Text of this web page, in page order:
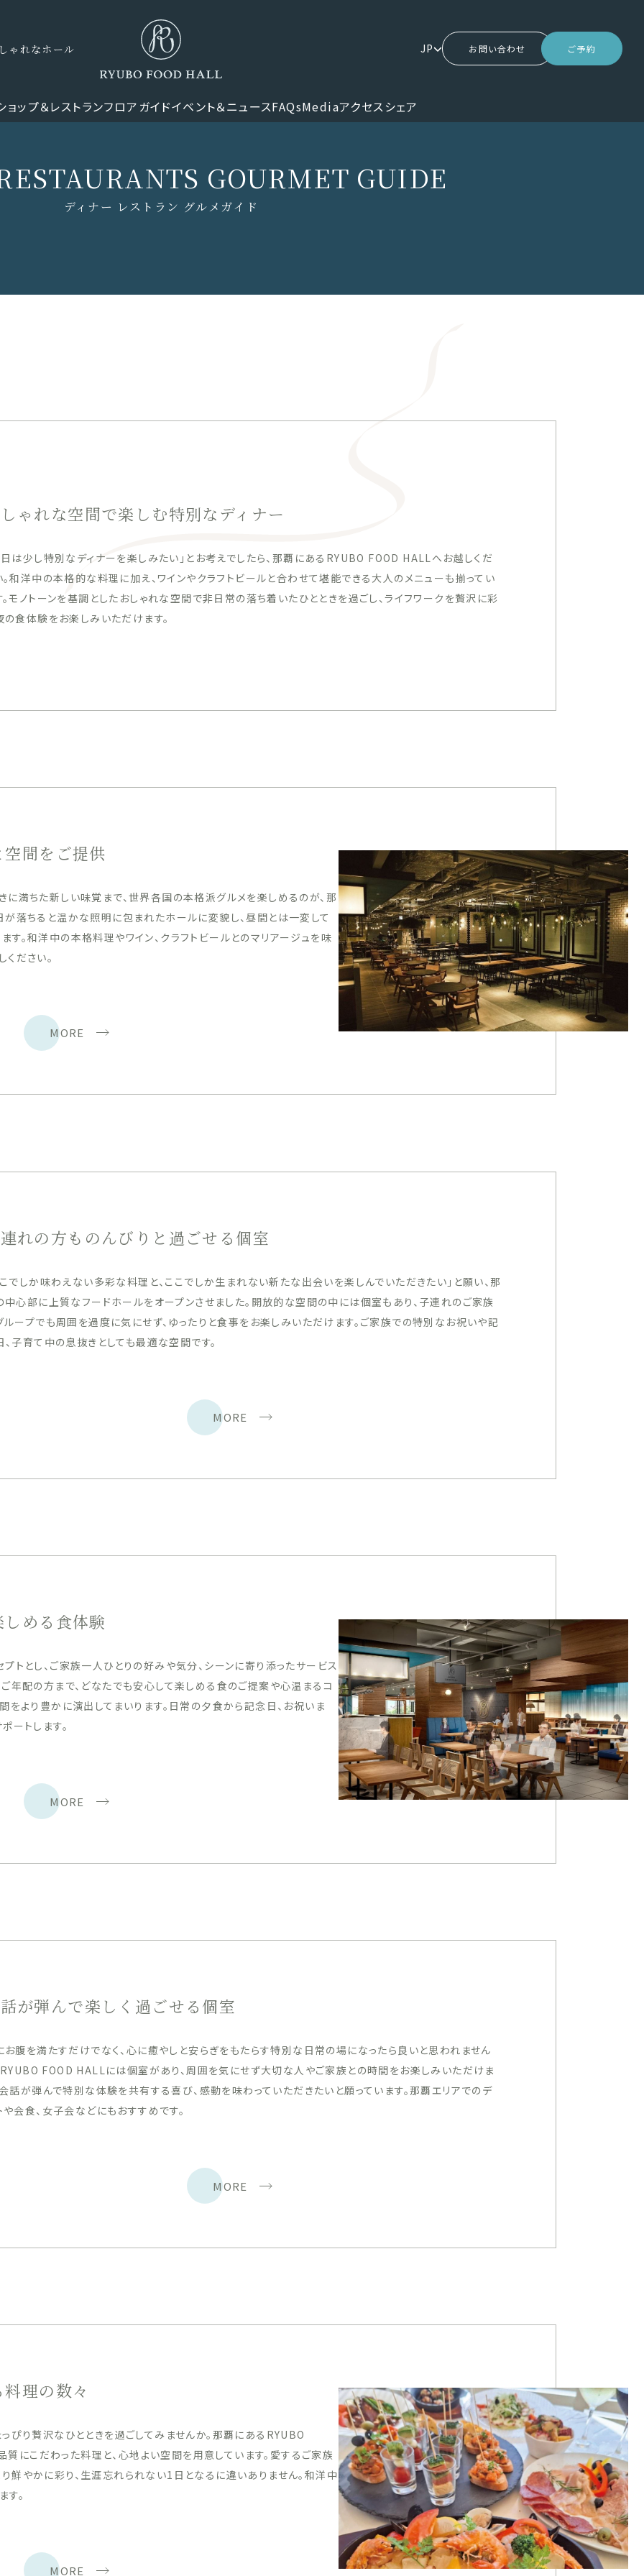
ゃれなホール JP お問い合わせ ご予約
ョップ＆レストランフロアガイドイベント＆ニュースFAQsMediaアクセス シェア
GOURMET GUIDE
ディナー レストラン グルメガイド
ゃれな空間で楽しむ特別なディナー
日は少し特別なディナーを楽しみたい」とお考えでしたら、那覇にあるRYUBO FOOD HALLへお越しくだ
。和洋中の本格的な料理に加え、ワインやクラフトビールと合わせて堪能できる大人のメニューも揃ってい
。モノトーンを基調としたおしゃれな空間で非日常の落ち着いたひとときを過ごし、ライフワークを贅沢に彩
の食体験をお楽しみいただけます。
間をご提供
満ちた新しい味覚まで、世界各国の本格派グルメを楽しめるのが、那
落ちると温かな照明に包まれたホールに変貌し、昼間とは一変して
。和洋中の本格料理やワイン、クラフトビールとのマリアージュを味
ださい。
MORE
れの方ものんびりと過ごせる個室
こでしか味わえない多彩な料理と、ここでしか生まれない新たな出会いを楽しんでいただきたい」と願い、那
中心部に上質なフードホールをオープンさせました。開放的な空間の中には個室もあり、子連れのご家族
ループでも周囲を過度に気にせず、ゆったりと食事をお楽しみいただけます。ご家族での特別なお祝いや記
、子育て中の息抜きとしても最適な空間です。
MORE
める食体験
トとし、ご家族一人ひとりの好みや気分、シーンに寄り添ったサービス
年配の方まで、どなたでも安心して楽しめる食のご提案や心温まるコ
をより豊かに演出してまいります。日常の夕食から記念日、お祝いま
ートします。
MORE
が弾んで楽しく過ごせる個室
お腹を満たすだけでなく、心に癒やしと安らぎをもたらす特別な日常の場になったら良いと思われません
RYUBO FOOD HALLには個室があり、周囲を気にせず大切な人やご家族との時間をお楽しみいただけま
会話が弾んで特別な体験を共有する喜び、感動を味わっていただきたいと願っています。那覇エリアでのデ
や会食、女子会などにもおすすめです。
MORE
理の数々
ぴり贅沢なひとときを過ごしてみませんか。那覇にあるRYUBO
にこだわった料理と、心地よい空間を用意しています。愛するご家族
鮮やかに彩り、生涯忘れられない1日となるに違いありません。和洋中
。
MORE